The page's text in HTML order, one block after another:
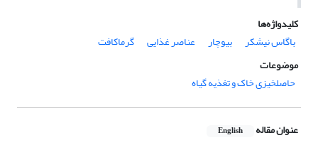
کلیدواژه‌ها
باگاس نیشکر
بیوچار عناصر غذایی
گرماکافت
موضوعات
حاصلخیزی خاک و تغذیه گیاه
عنوان مقاله English